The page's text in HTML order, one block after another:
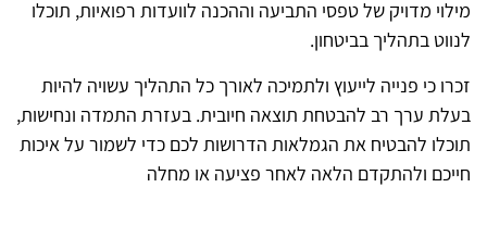
מילוי מדויק של טפסי התביעה וההכנה לוועדות רפואיות, תוכלו
לנווט בתהליך בביטחון.
זכרו כי פנייה לייעוץ ולתמיכה לאורך כל התהליך עשויה להיות
בעלת ערך רב להבטחת תוצאה חיובית. בעזרת התמדה ונחישות,
תוכלו להבטיח את הגמלאות הדרושות לכם כדי לשמור על איכות
חייכם ולהתקדם הלאה לאחר פציעה או מחלה